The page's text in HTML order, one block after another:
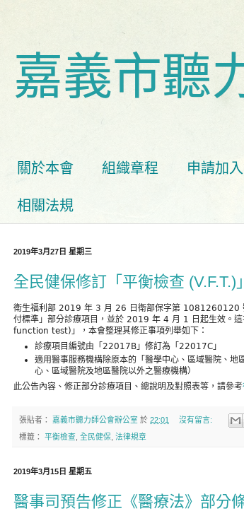
嘉義市聽
關於本會 組織章程 申請加
相關法規
2019年3月27日 星期三
全民健保修訂「平衡檢查
衛生福利部 2019 年 3 月 26 日衛部保字第 1081260120
付標準」部分診療項目，並於 2019 年 4 月 1 日起生效。
function test)」，本會整理其修正事項列舉如下：
診療項目編號由「22017B」修訂為「22017C」
適用醫事服務機構除原本的「醫學中心、區域醫院、地
心、區域醫院及地區醫院以外之醫療機構）
此公告內容、修正部分診療項目、總說明及對照表等，請參考
張貼者： 嘉義市聽力師公會辦公室 於 22:01 沒有留言:
標籤： 平衡檢查 全民健保 法律規章
2019年3月15日 星期五
醫事司預告修正《醫療法》部分